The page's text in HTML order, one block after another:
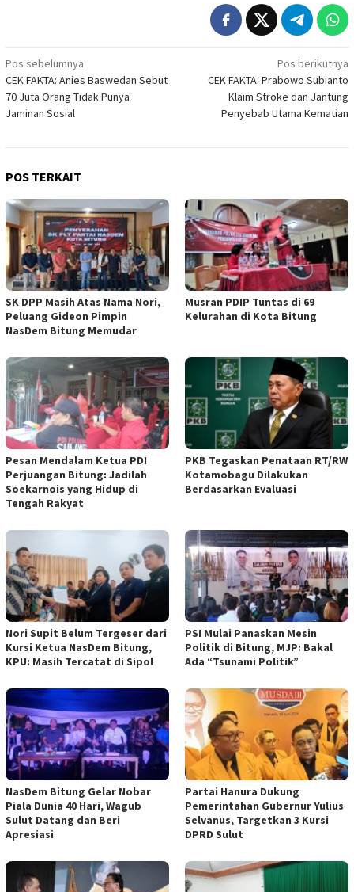
Navigasi
pos
Pos sebelumnya
CEK FAKTA: Anies Baswedan Sebut
70 Juta Orang Tidak Punya
Jaminan Sosial
Pos berikutnya
CEK FAKTA: Prabowo Subianto
Klaim Stroke dan Jantung
Penyebab Utama Kematian
POS TERKAIT
SK DPP Masih Atas Nama Nori,
Peluang Gideon Pimpin
NasDem Bitung Memudar
Musran PDIP Tuntas di 69
Kelurahan di Kota Bitung
Pesan Mendalam Ketua PDI
Perjuangan Bitung: Jadilah
Soekarnois yang Hidup di
Tengah Rakyat
PKB Tegaskan Penataan RT/RW
Kotamobagu Dilakukan
Berdasarkan Evaluasi
Nori Supit Belum Tergeser dari
Kursi Ketua NasDem Bitung,
KPU: Masih Tercatat di Sipol
PSI Mulai Panaskan Mesin
Politik di Bitung, MJP: Bakal
Ada “Tsunami Politik”
NasDem Bitung Gelar Nobar
Piala Dunia 40 Hari, Wagub
Sulut Datang dan Beri
Apresiasi
Partai Hanura Dukung
Pemerintahan Gubernur Yulius
Selvanus, Targetkan 3 Kursi
DPRD Sulut